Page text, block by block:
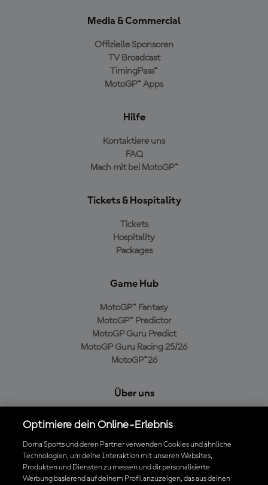
Media & Commercial
Offizielle Sponsoren
TV Broadcast
TimingPass™
MotoGP™ Apps
Hilfe
Kontaktiere uns
FAQ
Mach mit bei MotoGP™
Tickets & Hospitality
Tickets
Hospitality
Packages
Game Hub
MotoGP™ Fantasy
MotoGP™ Predictor
MotoGP Guru Predict
MotoGP Guru Racing 25/26
MotoGP™26
Über uns
Cookie-Richtlinien
Geschäftsbedingungen
Datenschutzrichtlinien
Kaufrichtlinie
Optimiere dein Online-Erlebnis
Dorna Sports und deren Partner verwenden Cookies und ähnliche
Technologien, um deine Interaktion mit unseren Websites,
Produkten und Diensten zu messen und dir personalisierte
Werbung basierend auf deinem Profil anzuzeigen, das aus deinen